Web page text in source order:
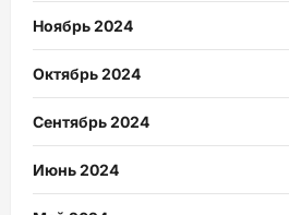
Ноябрь 2024
Октябрь 2024
Сентябрь 2024
Июнь 2024